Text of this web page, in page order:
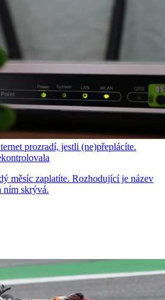
prozradí, jestli (ne)přeplácíte.
měsíc zaplatíte. Rozhodující je název
ním skrývá.